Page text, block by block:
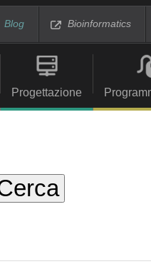
Blog Bioinformatics
Progettazione